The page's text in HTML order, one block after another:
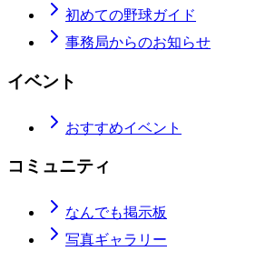
初めての野球ガイド
事務局からのお知らせ
イベント
おすすめイベント
コミュニティ
なんでも掲示板
写真ギャラリー